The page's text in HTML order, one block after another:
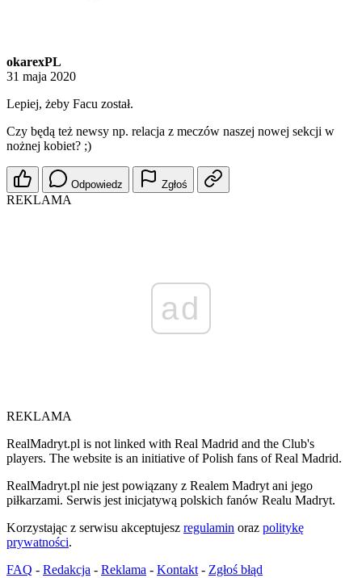
okarexPL
31 maja 2020
Lepiej, żeby Facu został.
Czy będą też newsy np. relacja z meczów naszej nowej sekcji w
nożnej kobiet? ;)
Odpowiedz Zgłoś
REKLAMA
ad
REKLAMA
RealMadryt.pl is not linked with Real Madrid and the Club's
players. The website is an initiative of Polish fans of Real Madrid.
RealMadryt.pl nie jest powiązany z Realem Madryt ani jego
piłkarzami. Serwis jest inicjatywą polskich fanów Realu Madryt.
Korzystając z serwisu akceptujesz regulamin oraz politykę
prywatności.
FAQ - Redakcja - Reklama - Kontakt - Zgłoś błąd